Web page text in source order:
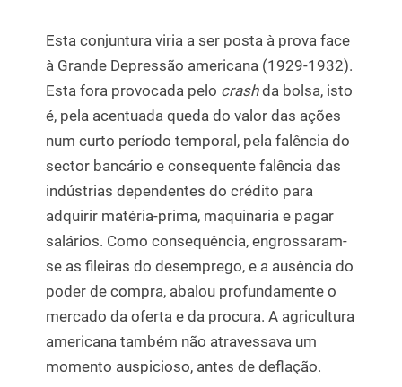
Esta conjuntura viria a ser posta à prova face
à Grande Depressão americana (1929-1932).
Esta fora provocada pelo crashda bolsa, isto
é, pela acentuada queda do valor das ações
num curto período temporal, pela falência do
sector bancário e consequente falência das
indústrias dependentes do crédito para
adquirir matéria-prima, maquinaria e pagar
salários. Como consequência, engrossaram-
se as fileiras do desemprego, e a ausência do
poder de compra, abalou profundamente o
mercado da oferta e da procura. A agricultura
americana também não atravessava um
momento auspicioso, antes de deflação.